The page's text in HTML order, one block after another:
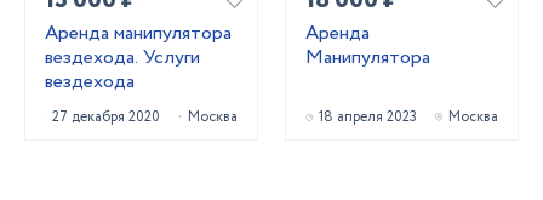
Аренда манипулятора
вездехода. Услуги
вездехода
27 декабря 2020 Москва
Аренда
Манипулятора
18 апреля 2023 Москва